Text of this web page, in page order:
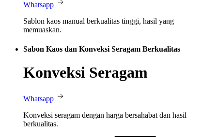
Whatsapp
Sablon kaos manual berkualitas tinggi, hasil yang
memuaskan.
Sabon Kaos dan Konveksi Seragam Berkualitas
Konveksi Seragam
Whatsapp
Konveksi seragam dengan harga bersahabat dan hasil
berkualitas.